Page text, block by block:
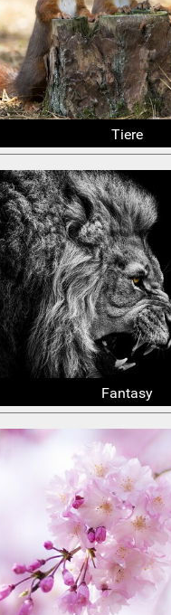
Tiere
Fantasy